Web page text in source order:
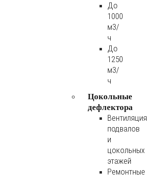
До
1000
м3/
ч
До
1250
м3/
ч
Цокольные
дефлектора
Вентиляция
подвалов
и
цокольных
этажей
Ремонтные